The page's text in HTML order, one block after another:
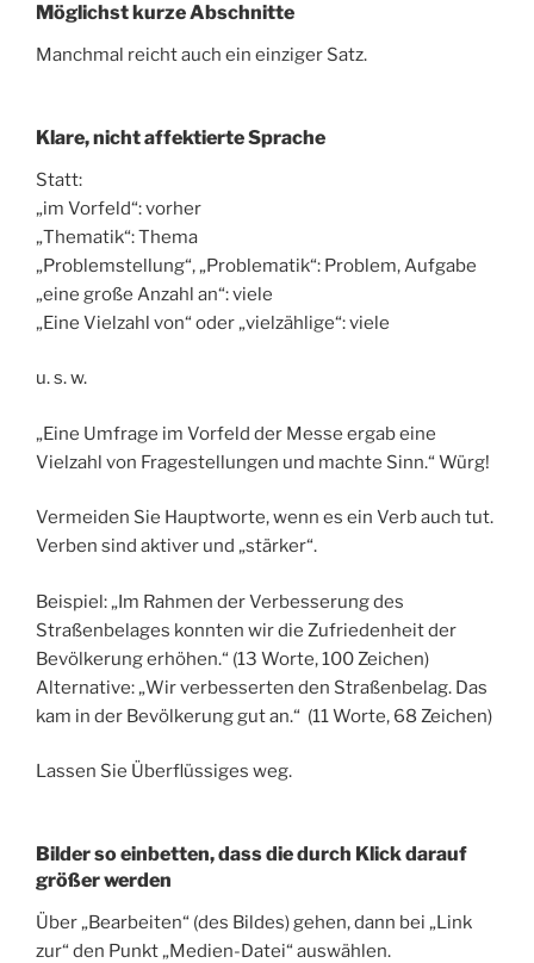
Möglichst kurze Abschnitte
Manchmal reicht auch ein einziger Satz.
Klare, nicht affektierte Sprache
Statt:
„im Vorfeld“: vorher
„Thematik“: Thema
„Problemstellung“, „Problematik“: Problem, Aufgabe
„eine große Anzahl an“: viele
„Eine Vielzahl von“ oder „vielzählige“: viele
u. s. w.
„Eine Umfrage im Vorfeld der Messe ergab eine
Vielzahl von Fragestellungen und machte Sinn.“ Würg!
Vermeiden Sie Hauptworte, wenn es ein Verb auch tut.
Verben sind aktiver und „stärker“.
Beispiel: „Im Rahmen der Verbesserung des
Straßenbelages konnten wir die Zufriedenheit der
Bevölkerung erhöhen.“ (13 Worte, 100 Zeichen)
Alternative: „Wir verbesserten den Straßenbelag. Das
kam in der Bevölkerung gut an.“ (11 Worte, 68 Zeichen)
Lassen Sie Überflüssiges weg.
Bilder so einbetten, dass die durch Klick darauf
größer werden
Über „Bearbeiten“ (des Bildes) gehen, dann bei „Link
zur“ den Punkt „Medien-Datei“ auswählen.